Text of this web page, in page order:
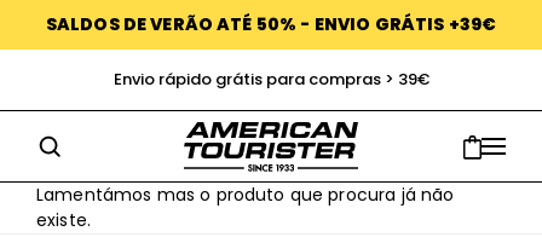
SALDOS DE VERÃO ATÉ 50% - ENVIO GRÁTIS +39€
Envio rápido grátis para compras > 39€
Lamentámos mas o produto que procura já não
existe.